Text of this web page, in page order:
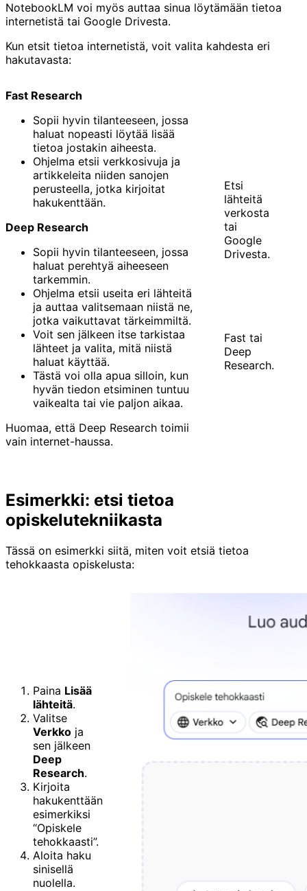
NotebookLM voi myös auttaa sinua löytämään tietoa
internetistä tai Google Drivesta.
Kun etsit tietoa internetistä, voit valita kahdesta eri
hakutavasta:
Fast Research
Sopii hyvin tilanteeseen, jossa
haluat nopeasti löytää lisää
tietoa jostakin aiheesta.
Ohjelma etsii verkkosivuja ja
artikkeleita niiden sanojen
perusteella, jotka kirjoitat
hakukenttään.
Deep Research
Sopii hyvin tilanteeseen, jossa
haluat perehtyä aiheeseen
tarkemmin.
Ohjelma etsii useita eri lähteitä
ja auttaa valitsemaan niistä ne,
jotka vaikuttavat tärkeimmiltä.
Voit sen jälkeen itse tarkistaa
lähteet ja valita, mitä niistä
haluat käyttää.
Tästä voi olla apua silloin, kun
hyvän tiedon etsiminen tuntuu
vaikealta tai vie paljon aikaa.
Huomaa, että Deep Research toimii
vain internet-haussa.
Etsi
lähteitä
verkosta
tai
Google
Drivesta.
Fast tai
Deep
Research.
Esimerkki: etsi tietoa
opiskelutekniikasta
Tässä on esimerkki siitä, miten voit etsiä tietoa
tehokkaasta opiskelusta:
Paina Lisää
lähteitä.
Valitse
Verkko ja
sen jälkeen
Deep
Research.
Kirjoita
hakukenttään
esimerkiksi
“Opiskele
tehokkaasti”.
Aloita haku
sinisellä
nuolella.